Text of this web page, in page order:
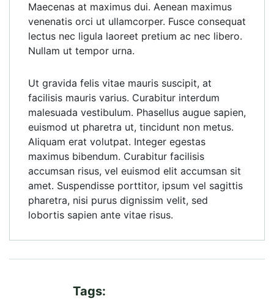
Maecenas at maximus dui. Aenean maximus
venenatis orci ut ullamcorper. Fusce consequat
lectus nec ligula laoreet pretium ac nec libero.
Nullam ut tempor urna.
Ut gravida felis vitae mauris suscipit, at
facilisis mauris varius. Curabitur interdum
malesuada vestibulum. Phasellus augue sapien,
euismod ut pharetra ut, tincidunt non metus.
Aliquam erat volutpat. Integer egestas
maximus bibendum. Curabitur facilisis
accumsan risus, vel euismod elit accumsan sit
amet. Suspendisse porttitor, ipsum vel sagittis
pharetra, nisi purus dignissim velit, sed
lobortis sapien ante vitae risus.
Tags: